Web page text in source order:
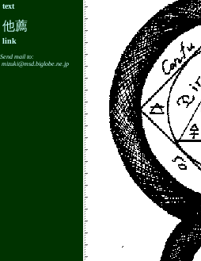
text
他薦
link
Send mail to:
mizuki@msd.biglobe.ne.jp